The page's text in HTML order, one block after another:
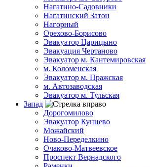
Нагатино-Садовники
Нагатинский Затон
Нагорный
Орехово-Борисово
Эвакуатор Царицыно
Эвакуация Чертаново
Эвакуатор м. Кантемировская
м. Коломенская
Эвакуатор м. Пражская
м. Автозаводская
Эвакуатор м. Тульская
Запад
Дорогомилово
Эвакуатор Кунцево
Можайский
Ново-Переделкино
Очаково-Матвеевское
Проспект Вернадского